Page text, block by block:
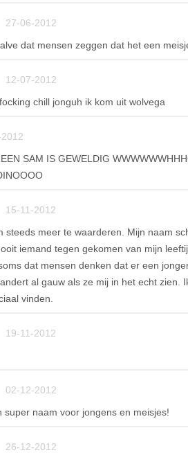
27-06-2012
dat mensen zeggen dat het een
12-07-2012
chill jonguh ik kom uit wolvega
SAM IS GEWELDIG
11-2012
steeds meer te waarderen. Mijn naam
iemand tegen gekomen van mijn
dat mensen denken dat er een
al gauw als ze mij in het echt zien.
vinden.
11-2012
02-12-2012
super naam voor jongens en meisjes!
26-12-2012